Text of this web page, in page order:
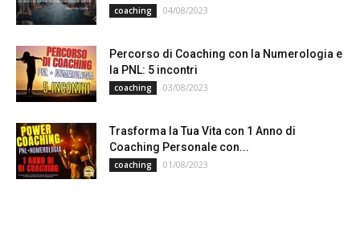
coaching 04/08/2023
Percorso di Coaching con la Numerologia e
la PNL: 5 incontri
coaching 03/08/2023
Trasforma la Tua Vita con 1 Anno di
Coaching Personale con...
coaching 01/08/2023